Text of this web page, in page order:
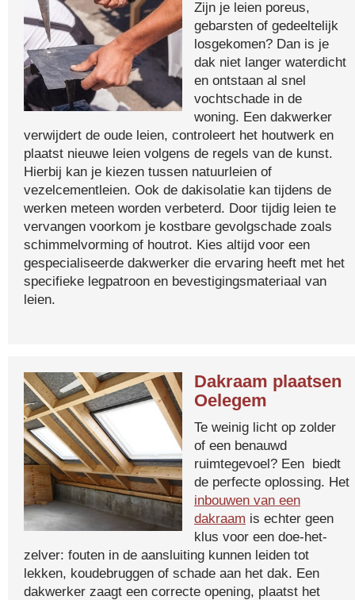
Zijn je leien poreus,
gebarsten of gedeeltelijk
losgekomen? Dan is je
dak niet langer waterdicht
en ontstaan al snel
vochtschade in de
woning. Een dakwerker
verwijdert de oude leien, controleert het houtwerk en
plaatst nieuwe leien volgens de regels van de kunst.
Hierbij kan je kiezen tussen natuurleien of
vezelcementleien. Ook de dakisolatie kan tijdens de
werken meteen worden verbeterd. Door tijdig leien te
vervangen voorkom je kostbare gevolgschade zoals
schimmelvorming of houtrot. Kies altijd voor een
gespecialiseerde dakwerker die ervaring heeft met het
specifieke legpatroon en bevestigingsmateriaal van
leien.
Dakraam plaatsen
Oelegem
Te weinig licht op zolder
of een benauwd
ruimtegevoel? Een biedt
de perfecte oplossing. Het
inbouwen van een
dakraam is echter geen
klus voor een doe-het-
zelver: fouten in de aansluiting kunnen leiden tot
lekken, koudebruggen of schade aan het dak. Een
dakwerker zaagt een correcte opening, plaatst het